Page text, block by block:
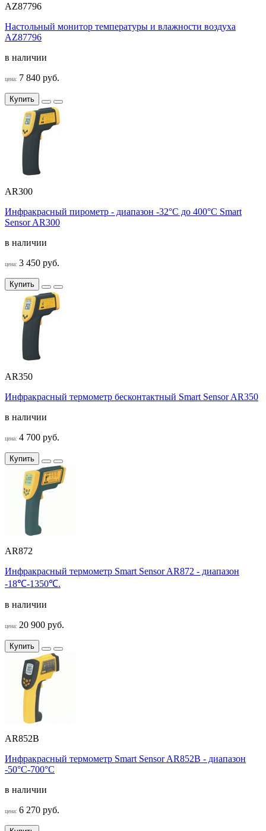
AZ87796
Настольный монитор температуры и влажности воздуха
AZ87796
в наличии
цена: 7 840 руб.
Купить
AR300
Инфракрасный пирометр - диапазон -32°C до 400°C Smart
Sensor AR300
в наличии
цена: 3 450 руб.
Купить
AR350
Инфракрасный термометр бесконтактный Smart Sensor AR350
в наличии
цена: 4 700 руб.
Купить
AR872
Инфракрасный термометр Smart Sensor AR872 - диапазон
-18℃-1350℃.
в наличии
цена: 20 900 руб.
Купить
AR852B
Инфракрасный термометр Smart Sensor AR852B - диапазон
-50°C-700°C
в наличии
цена: 6 270 руб.